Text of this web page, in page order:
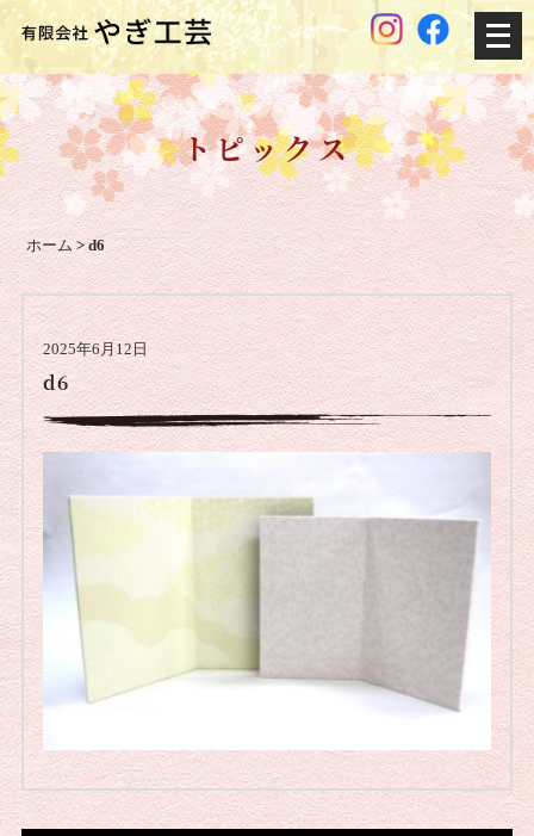
メ
ニ
ー
トピックス
ホーム >d6
2025年6月12日
d6